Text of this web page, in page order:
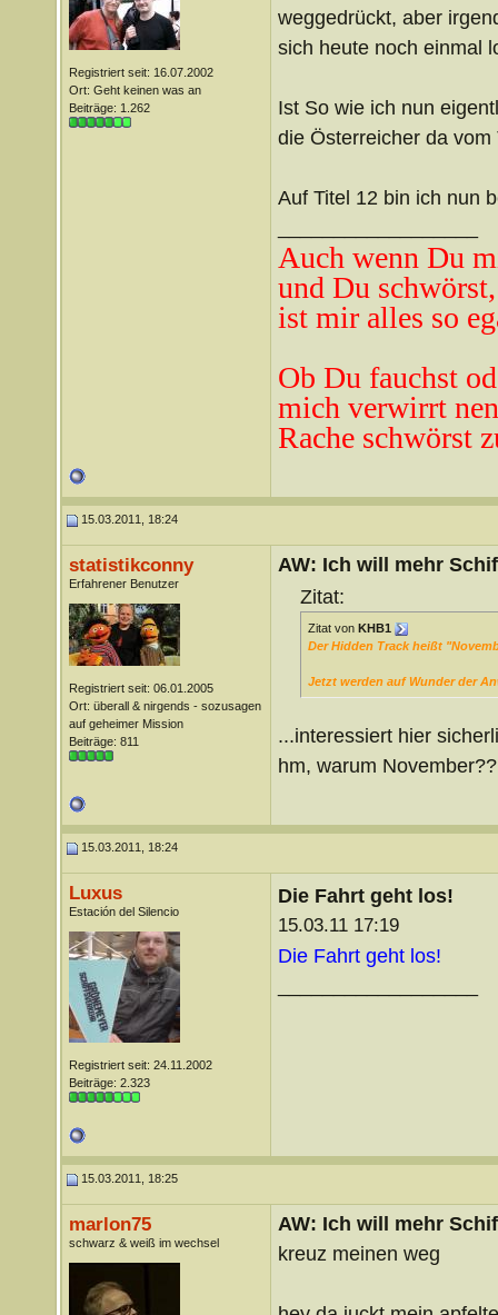
Registriert seit: 16.07.2002
Ort: Geht keinen was an
Beiträge: 1.262
weggedrückt, aber
sich heute noch einmal
Ist So wie ich nun
die Österreicher da
Auf Titel 12 bin ich nun
Auch wenn Du
und Du
ist mir alles so
Ob Du fauchst
mich verwirrt ne
Rache schwörst
15.03.2011, 18:24
statistikconny
Erfahrener Benutzer
Registriert seit: 06.01.2005
Ort: überall & nirgends - sozusagen
auf geheimer Mission
Beiträge: 811
AW: Ich will mehr
Zitat:
Zitat von KHB1
Der Hidden Track heißt
Jetzt werden auf Wunder der
...interessiert hier
hm, warum
15.03.2011, 18:24
Luxus
Estación del Silencio
Registriert seit: 24.11.2002
Beiträge: 2.323
Die Fahrt geht los!
15.03.11 17:19
Die Fahrt geht los!
15.03.2011, 18:25
marlon75
schwarz & weiß im wechsel
AW: Ich will mehr
kreuz meinen weg